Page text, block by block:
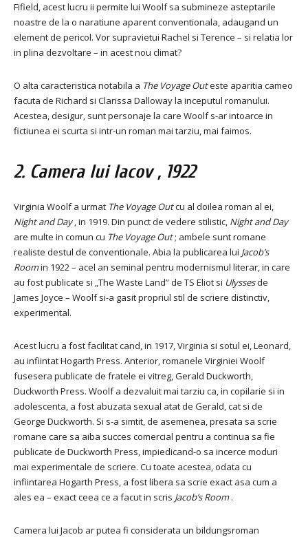
Fifield, acest lucru ii permite lui Woolf sa submineze asteptarile
noastre de la o naratiune aparent conventionala, adaugand un
element de pericol. Vor supravietui Rachel si Terence – si relatia lor
in plina dezvoltare – in acest nou climat?
O alta caracteristica notabila a The Voyage Outeste aparitia cameo
facuta de Richard si Clarissa Dalloway la inceputul romanului.
Acestea, desigur, sunt personaje la care Woolf s-ar intoarce in
fictiunea ei scurta si intr-un roman mai tarziu, mai faimos.
2. Camera lui Iacov, 1922
Virginia Woolf a urmat The Voyage Outcu al doilea roman al ei,
Night and Day, in 1919. Din punct de vedere stilistic, Night and Day
are multe in comun cu The Voyage Out; ambele sunt romane
realiste destul de conventionale. Abia la publicarea lui Jacob’s
Roomin 1922 – acel an seminal pentru modernismul literar, in care
au fost publicate si „The Waste Land” de TS Eliot si Ulyssesde
James Joyce – Woolf si-a gasit propriul stil de scriere distinctiv,
experimental.
Acest lucru a fost facilitat cand, in 1917, Virginia si sotul ei, Leonard,
au infiintat Hogarth Press. Anterior, romanele Virginiei Woolf
fusesera publicate de fratele ei vitreg, Gerald Duckworth,
Duckworth Press. Woolf a dezvaluit mai tarziu ca, in copilarie si in
adolescenta, a fost abuzata sexual atat de Gerald, cat si de
George Duckworth. Si s-a simtit, de asemenea, presata sa scrie
romane care sa aiba succes comercial pentru a continua sa fie
publicate de Duckworth Press, impiedicand-o sa incerce moduri
mai experimentale de scriere. Cu toate acestea, odata cu
infiintarea Hogarth Press, a fost libera sa scrie exact asa cum a
ales ea – exact ceea ce a facut in scris Jacob’s Room.
Camera lui Jacob ar putea fi considerata un bildungsroman